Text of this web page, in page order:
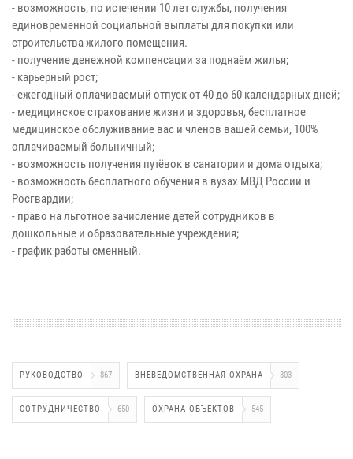
- возможность, по истечении 10 лет службы, получения
единовременной социальной выплаты для покупки или
строительства жилого помещения.
- получение денежной компенсации за поднаём жилья;
- карьерный рост;
- ежегодный оплачиваемый отпуск от 40 до 60 календарных дней;
- медицинское страхование жизни и здоровья, бесплатное
медицинское обслуживание вас и членов вашей семьи, 100%
оплачиваемый больничный;
- возможность получения путёвок в санатории и дома отдыха;
- возможность бесплатного обучения в вузах МВД России и
Росгвардии;
- право на льготное зачисление детей сотрудников в
дошкольные и образовательные учреждения;
- график работы сменный.
РУКОВОДСТВО 867 ВНЕВЕДОМСТВЕННАЯ ОХРАНА 803
СОТРУДНИЧЕСТВО 650 ОХРАНА ОБЪЕКТОВ 545